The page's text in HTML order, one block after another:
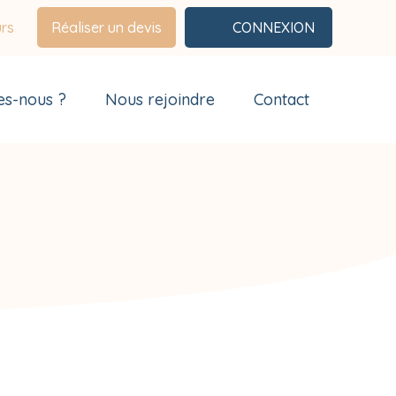
Réaliser un devis CONNEXION
nous ? Nous rejoindre Contact